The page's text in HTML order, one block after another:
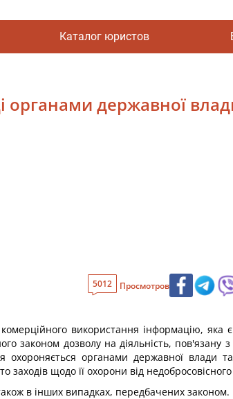
Каталог юристов
органами державної
5012 Просмотров
використання інформацію,
законом дозволу на діяльність, пов'язану
охороняється органами державної влади
щодо її охорони від
в інших випадках, передбачених законом.